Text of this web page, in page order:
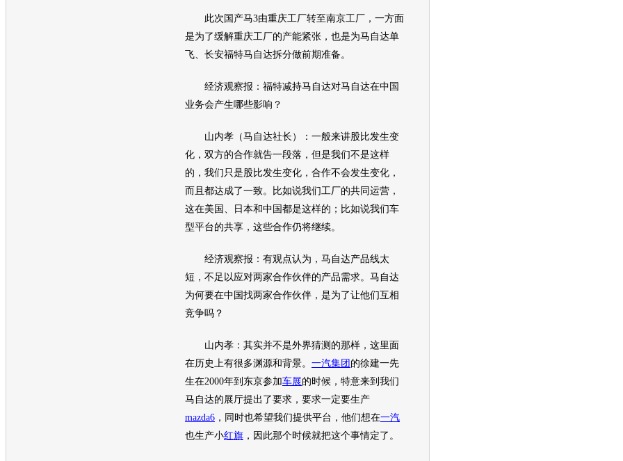
此次国产马3由重庆工厂转至南京工厂，一方面
是为了缓解重庆工厂的产能紧张，也是为马自达单
飞、 长安福特马自达拆分做前期准备。
经济观察报： 福特减持马自达对马自达在中国
业务会产生哪些影响？
山内孝（马自达社长）：一般来讲股比发生变
化，双方的合作就告一段落，但是我们不是这样
的，我们只是股比发生变化，合作不会发生变化，
而且都达成了一致。比如说我们工厂的共同运营，
这在美国、日本和中国都是这样的；比如说我们车
型平台的共享，这些合作仍将继续。
经济观察报：有观点认为， 马自达产品线太
短，不足以应对两家合作伙伴的产品需求。 马自达
为何要在中国找两家合作伙伴，是为了让他们互相
竞争吗？
山内孝：其实并不是外界猜测的那样，这里面
在历史上有很多渊源和背景。 一汽集团 的徐建一先
生在2000年到东京参加车展的时候，特意来到我们
马自达的展厅提出了要求，要求一定要生产
mazda6 ，同时也希望我们提供平台，他们想在一汽
也生产小红旗 ，因此那个时候就把这个事情定了。